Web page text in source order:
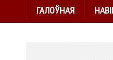
ГАЛОЎНАЯ